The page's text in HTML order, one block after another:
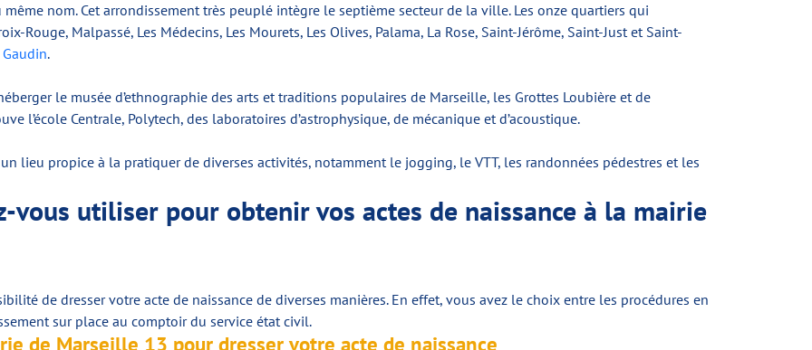
nom. Cet arrondissement très peuplé intègre le septième secteur de la ville. Les onze quartiers qui
Rouge, Malpassé, Les Médecins, Les Mourets, Les Olives, Palama, La Rose, Saint-Jérôme, Saint-Just et Saint-
.
le musée d’ethnographie des arts et traditions populaires de Marseille, les Grottes Loubière et de
l’école Centrale, Polytech, des laboratoires d’astrophysique, de mécanique et d’acoustique.
lieu propice à la pratiquer de diverses activités, notamment le jogging, le VTT, les randonnées pédestres et les
vous utiliser pour obtenir vos actes de naissance à la mairie
de dresser votre acte de naissance de diverses manières. En effet, vous avez le choix entre les procédures en
sur place au comptoir du service état civil.
de Marseille 13 pour dresser votre acte de naissance